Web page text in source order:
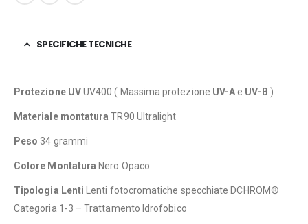
SPECIFICHE TECNICHE
Protezione UVUV400 ( Massima protezione UV-Ae UV-B )
Materiale montatura TR90 Ultralight
Peso 34 grammi
Colore Montatura Nero Opaco
Tipologia Lenti Lenti fotocromatiche specchiate DCHROM®
Categoria 1-3 – Trattamento Idrofobico